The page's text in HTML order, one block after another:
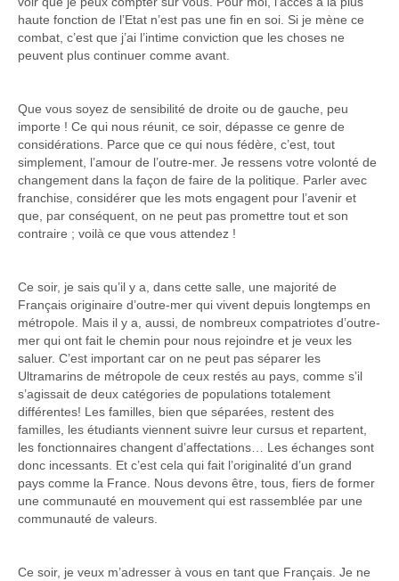
haute fonction de l’Etat n’est pas une fin en soi. Si je mène ce
combat, c’est que j’ai l’intime conviction que les choses ne
peuvent plus continuer comme avant.
Que vous soyez de sensibilité de droite ou de gauche, peu
importe ! Ce qui nous réunit, ce soir, dépasse ce genre de
considérations. Parce que ce qui nous fédère, c’est, tout
simplement, l’amour de l’outre-mer. Je ressens votre volonté de
changement dans la façon de faire de la politique. Parler avec
franchise, considérer que les mots engagent pour l’avenir et
que, par conséquent, on ne peut pas promettre tout et son
contraire ; voilà ce que vous attendez !
Ce soir, je sais qu’il y a, dans cette salle, une majorité de
Français originaire d’outre-mer qui vivent depuis longtemps en
métropole. Mais il y a, aussi, de nombreux compatriotes d’outre-
mer qui ont fait le chemin pour nous rejoindre et je veux les
saluer. C’est important car on ne peut pas séparer les
Ultramarins de métropole de ceux restés au pays, comme s’il
s’agissait de deux catégories de populations totalement
différentes! Les familles, bien que séparées, restent des
familles, les étudiants viennent suivre leur cursus et repartent,
les fonctionnaires changent d’affectations… Les échanges sont
donc incessants. Et c’est cela qui fait l’originalité d’un grand
pays comme la France. Nous devons être, tous, fiers de former
une communauté en mouvement qui est rassemblée par une
communauté de valeurs.
Ce soir, je veux m’adresser à vous en tant que Français. Je ne